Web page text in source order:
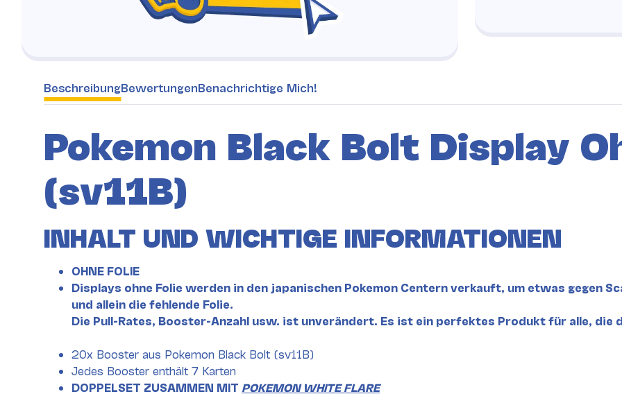
weitere Registerkarten anzeigen
BeschreibungBewertungenBenachrichtige Mich!
Pokemon Black Bolt Display
(sv11B)
INHALT UND WICHTIGE INFORMATIONEN
OHNE FOLIE
Displays ohne Folie werden in den japanischen Pokemon Centern verkauft, um etwas gegen
und allein die fehlende Folie.
Die Pull-Rates, Booster-Anzahl usw. ist unverändert. Es ist ein perfektes Produkt für alle, die
20x Booster aus Pokemon Black Bolt (sv11B)
Jedes Booster enthält 7 Karten
DOPPELSET ZUSAMMEN MIT POKEMON WHITE FLARE